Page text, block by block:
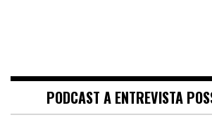
PODCAST A ENTREVISTA